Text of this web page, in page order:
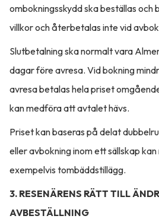
ombokningsskydd ska beställas och
villkor och återbetalas inte vid
Slutbetalning ska normalt vara
dagar före avresa. Vid bokning
avresa betalas hela priset
kan medföra att avtalet hävs.
Priset kan baseras på delat
eller avbokning inom ett sällskap
exempelvis tombäddstillägg.
3. RESENÄRENS RÄTT TILL
AVBESTÄLLNING